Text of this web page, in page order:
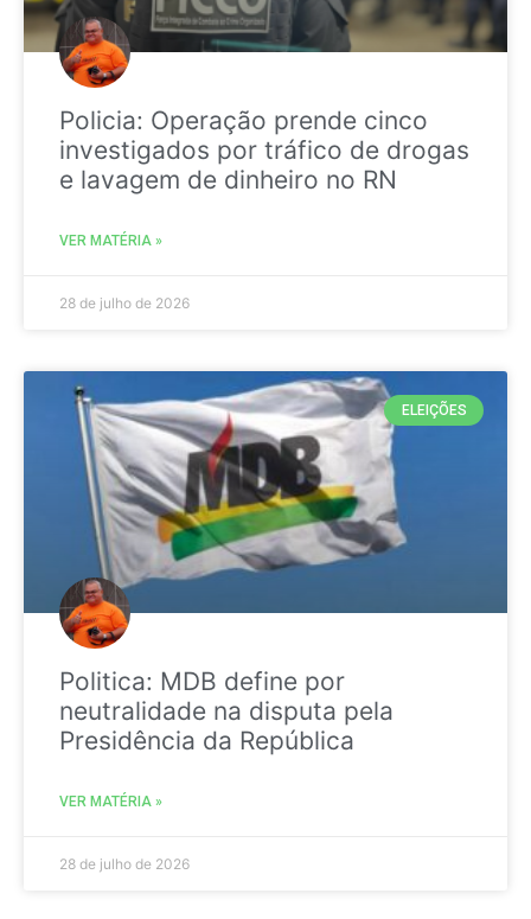
Policia: Operação prende cinco
investigados por tráfico de drogas
e lavagem de dinheiro no RN
VER MATÉRIA »
28 de julho de 2026
ELEIÇÕES
Politica: MDB define por
neutralidade na disputa pela
Presidência da República
VER MATÉRIA »
28 de julho de 2026